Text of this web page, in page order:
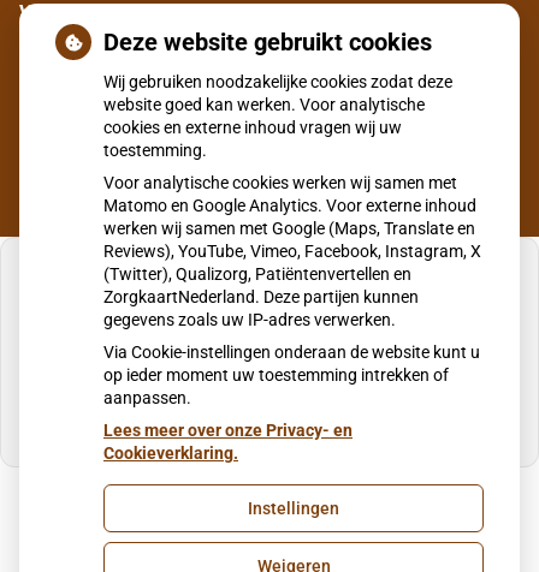
Voor het aanmaken van een eigen account, dient u zich
eerst eenmalig te legitimeren bij onze assistente aan de
U heeft geen toestemming gegeven voor
externe inhoud die nodig is om dit te zien.
Cookie-instellingen wijzigen
Uw Zorg Online
Deze website gebruikt cookies
Wij gebruiken noodzakelijke cookies zodat deze
website goed kan werken. Voor analytische
cookies en externe inhoud vragen wij uw
toestemming.
Voor analytische cookies werken wij samen met
Matomo en Google Analytics. Voor externe inhoud
werken wij samen met Google (Maps, Translate en
Reviews), YouTube, Vimeo, Facebook, Instagram, X
(Twitter), Qualizorg, Patiëntenvertellen en
ZorgkaartNederland. Deze partijen kunnen
gegevens zoals uw IP-adres verwerken.
Via Cookie-instellingen onderaan de website kunt u
op ieder moment uw toestemming intrekken of
aanpassen.
Lees meer over onze Privacy- en
Cookieverklaring.
Instellingen
Weigeren